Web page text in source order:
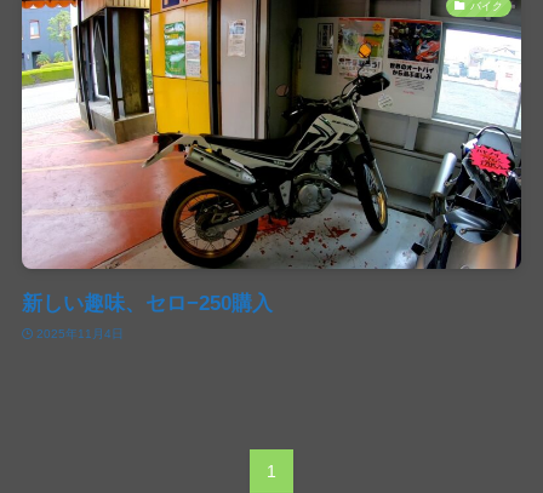
バイク
新しい趣味、セロ−250購入
2025年11月4日
1